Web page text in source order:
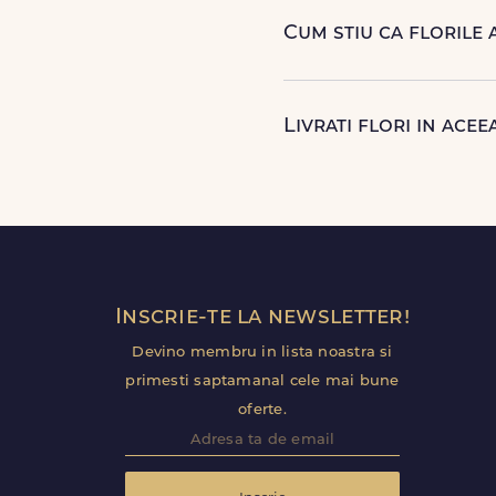
Cum stiu ca florile
Livrati flori in
Inscrie-te la newsletter!
Devino membru in lista noastra si
primesti saptamanal cele mai bune
oferte.